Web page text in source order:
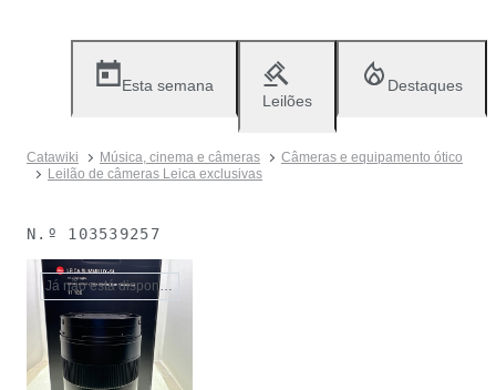
Esta semana
Leilões
Destaques
Catawiki Música, cinema e câmeras
Câmeras e equipamento ótico
Leilão de câmeras Leica exclusivas
N.º 103539257
Já não está disponível